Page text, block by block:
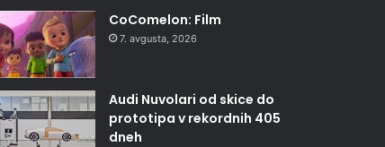
CoComelon: Film
7. avgusta, 2026
Audi Nuvolari od skice do
prototipa v rekordnih 405
dneh